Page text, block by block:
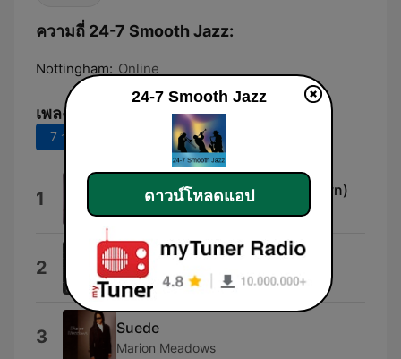
ความถี่ 24-7 Smooth Jazz:
Nottingham: Online
เพลงยอดนิยม
7 วันที่ผ่านมา 30 วันที่ผ่านมา
1 Perfect Sunday (feat. Paul Brown)
2 Table For 2 (feat. Steve Cole)
Nicholas Cole
3 Suede
Marion Meadows
24-7 Smooth Jazz
ดาวน์โหลดแอป